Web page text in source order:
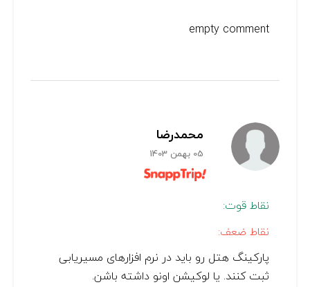
empty comment
محمدرضا
05 بهمن 1403
نقاط قوت:
نقاط ضعف:
پارکینگ هتل رو باید در نرم افزارهای مسیریابی
ثبت کنند. یا لوکیشن اونو داشته باشن.